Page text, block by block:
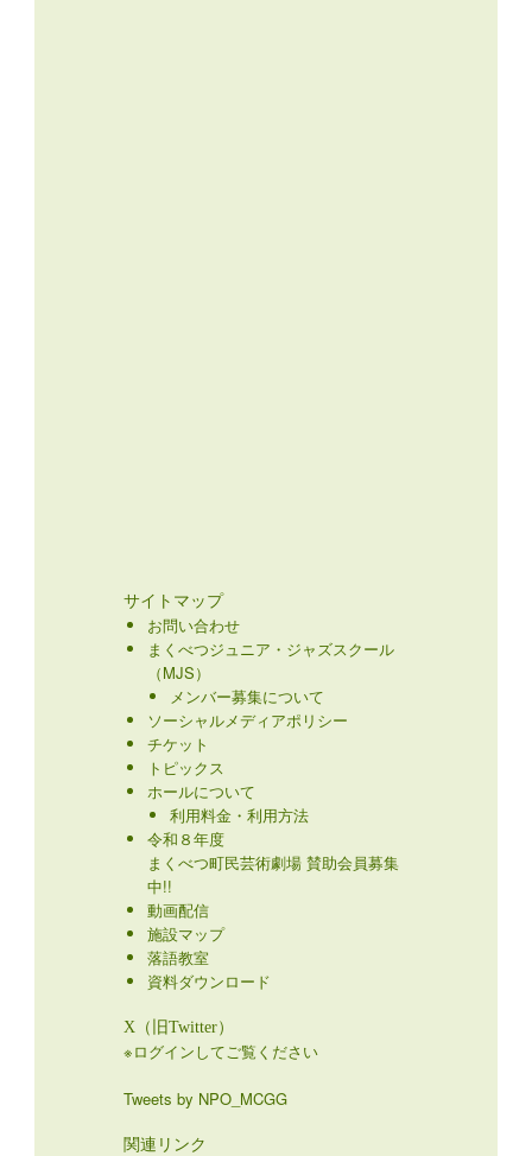
サイトマップ
お問い合わせ
まくべつジュニア・ジャズスクール
（MJS）
メンバー募集について
ソーシャルメディアポリシー
チケット
トピックス
ホールについて
利用料金・利用方法
令和８年度
まくべつ町民芸術劇場 賛助会員募集
中!!
動画配信
施設マップ
落語教室
資料ダウンロード
X（旧Twitter）
※ログインしてご覧ください
Tweets by NPO_MCGG
関連リンク